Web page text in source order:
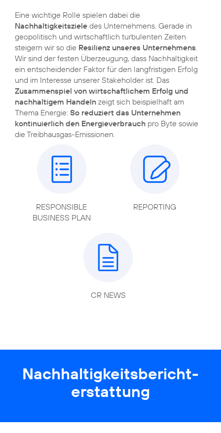
Eine wichtige Rolle spielen dabei die
Nachhaltigkeitsziele des Unternehmens. Gerade in
geopolitisch und wirtschaftlich turbulenten Zeiten
steigern wir so die Resilienz unseres Unternehmens.
Wir sind der festen Überzeugung, dass Nachhaltigkeit
ein entscheidender Faktor für den langfristigen Erfolg
und im Interesse unserer Stakeholder ist. Das
Zusammenspiel von wirtschaftlichem Erfolg und
nachhaltigem Handeln zeigt sich beispielhaft am
Thema Energie: So reduziert das Unternehmen
kontinuierlich den Energieverbrauch pro Byte sowie
die Treibhausgas-Emissionen.
RESPONSIBLE
BUSINESS PLAN
REPORTING
CR NEWS
Nachhaltigkeits­bericht­
erstattung